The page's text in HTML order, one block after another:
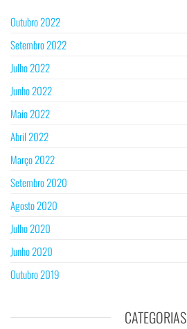
Outubro 2022
Setembro 2022
Julho 2022
Junho 2022
Maio 2022
Abril 2022
Março 2022
Setembro 2020
Agosto 2020
Julho 2020
Junho 2020
Outubro 2019
CATEGORIAS